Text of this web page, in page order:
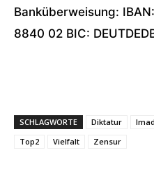
Banküberweisung:
8840 02 BIC:
SCHLAGWORTE Diktatur
Top2
Vielfalt Zensur